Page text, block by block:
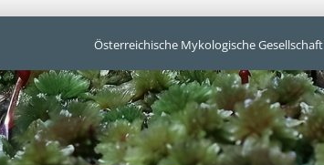
Österreichische Mykologische Gesellschaft